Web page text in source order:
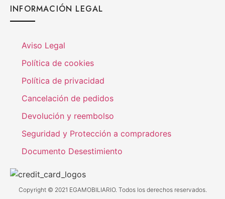
INFORMACIÓN LEGAL
Aviso Legal
Política de cookies
Política de privacidad
Cancelación de pedidos
Devolución y reembolso
Seguridad y Protección a compradores
Documento Desestimiento
Copyright © 2021 EGAMOBILIARIO. Todos los derechos reservados.